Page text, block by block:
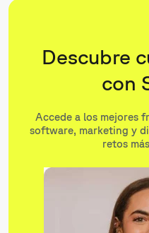
Descubre
con
Accede a los mejores
software, marketing y
retos